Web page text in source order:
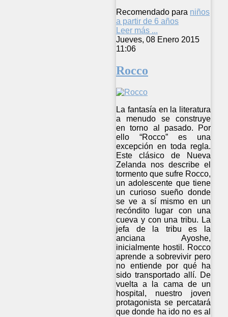
Recomendado para niños
a partir de 6 años
Leer más ...
Jueves, 08 Enero 2015
11:06
Rocco
La fantasía en la literatura
a menudo se construye
en torno al pasado. Por
ello “Rocco” es una
excepción en toda regla.
Este clásico de Nueva
Zelanda nos describe el
tormento que sufre Rocco,
un adolescente que tiene
un curioso sueño donde
se ve a sí mismo en un
recóndito lugar con una
cueva y con una tribu. La
jefa de la tribu es la
anciana Ayoshe,
inicialmente hostil. Rocco
aprende a sobrevivir pero
no entiende por qué ha
sido transportado allí. De
vuelta a la cama de un
hospital, nuestro joven
protagonista se percatará
que donde ha ido no es al